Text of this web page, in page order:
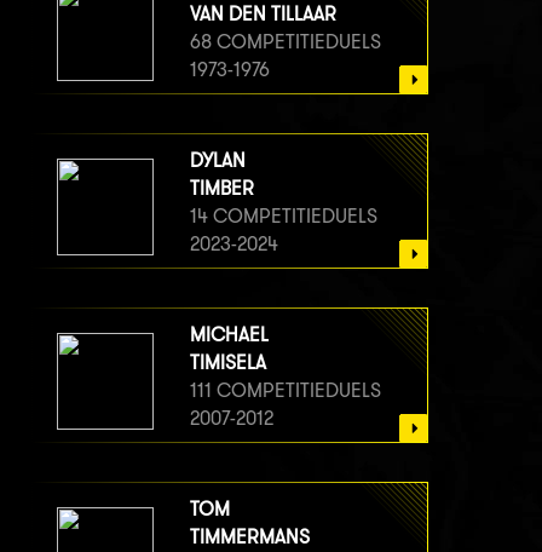
VAN DEN TILLAAR
68 COMPETITIEDUELS
1973-1976
DYLAN
TIMBER
14 COMPETITIEDUELS
2023-2024
MICHAEL
TIMISELA
111 COMPETITIEDUELS
2007-2012
TOM
TIMMERMANS